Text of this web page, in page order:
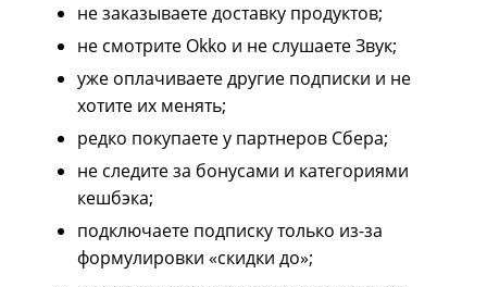
не заказываете доставку продуктов;
не смотрите Okko и не слушаете Звук;
уже оплачиваете другие подписки и не
хотите их менять;
редко покупаете у партнеров Сбера;
не следите за бонусами и категориями
кешбэка;
подключаете подписку только из-за
формулировки «скидки до»;